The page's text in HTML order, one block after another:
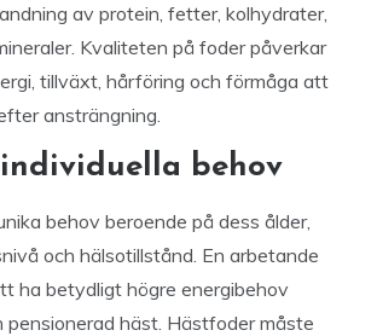
av protein, fetter, kolhydrater,
Kvaliteten på foder påverkar
tillväxt, hårföring och förmåga att
ansträngning.
individuella behov
behov beroende på dess ålder,
och hälsotillstånd. En arbetande
ha betydligt högre energibehov
pensionerad häst. Hästfoder måste